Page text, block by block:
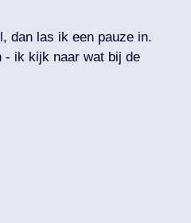
dan las ik een pauze in.
- ik kijk naar wat bij de